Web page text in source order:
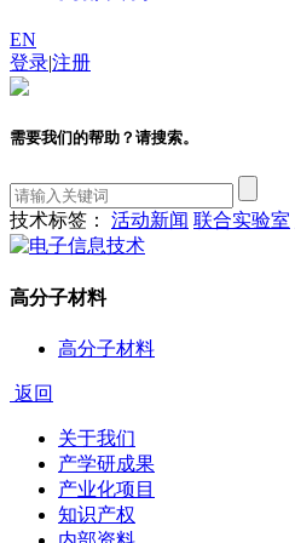
EN
登录|注册
需要我们的帮助？请搜索。
技术标签： 活动新闻 联合实验室
高分子材料
高分子材料
返回
关于我们
产学研成果
产业化项目
知识产权